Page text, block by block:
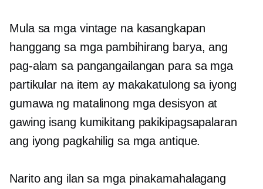
Mula sa mga vintage na kasangkapan
hanggang sa mga pambihirang barya, ang
pag-alam sa pangangailangan para sa mga
partikular na item ay makakatulong sa iyong
gumawa ng matalinong mga desisyon at
gawing isang kumikitang pakikipagsapalaran
ang iyong pagkahilig sa mga antique.
Narito ang ilan sa mga pinakamahalagang